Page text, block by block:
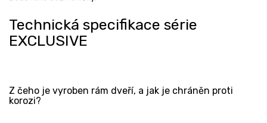
Technická specifikace série
EXCLUSIVE
Z čeho je vyroben rám dveří, a jak je chráněn proti
korozi?